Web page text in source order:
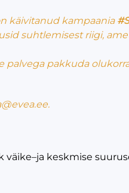
käivitanud kampaania
suhtlemisest riigi,
pakkuda
väike–ja keskmise